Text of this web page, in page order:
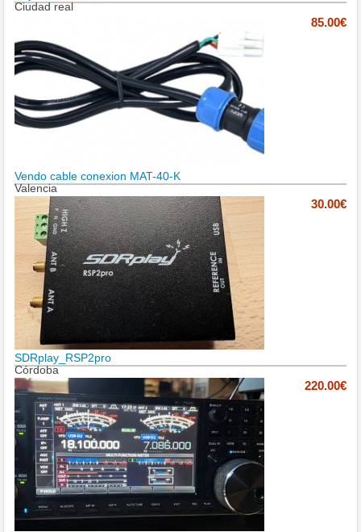
Ciudad real
85.00€
Vendo cable conexion MAT-40-K
Valencia
30.00€
SDRplay_RSP2pro
Córdoba
220.00€